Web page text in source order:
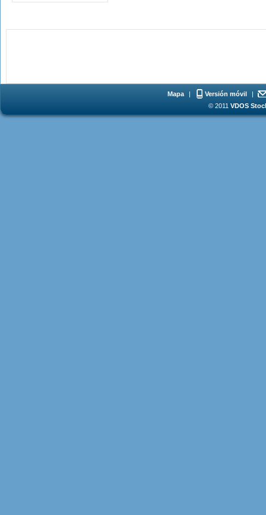
Mapa | Versión móvil
|
© 2011 VDOS